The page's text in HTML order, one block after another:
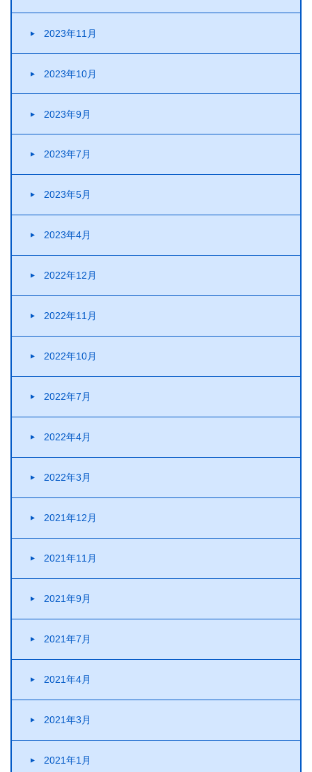
2023年11月
2023年10月
2023年9月
2023年7月
2023年5月
2023年4月
2022年12月
2022年11月
2022年10月
2022年7月
2022年4月
2022年3月
2021年12月
2021年11月
2021年9月
2021年7月
2021年4月
2021年3月
2021年1月